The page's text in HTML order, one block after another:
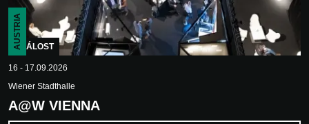
UDÁLOST
AUSTRIA
16 - 17.09.2026
Wiener Stadthalle
A@W VIENNA